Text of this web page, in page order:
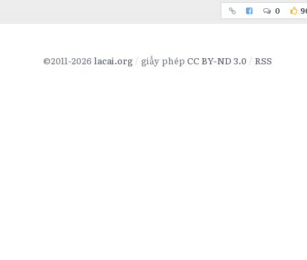
0
©2011-2026 lacai.org giấy phép CC BY-ND 3.0 RSS